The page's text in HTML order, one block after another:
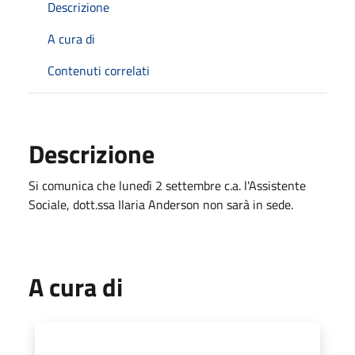
Descrizione
A cura di
Contenuti correlati
Descrizione
Si comunica che lunedì 2 settembre c.a. l'Assistente
Sociale, dott.ssa Ilaria Anderson non sarà in sede.
A cura di